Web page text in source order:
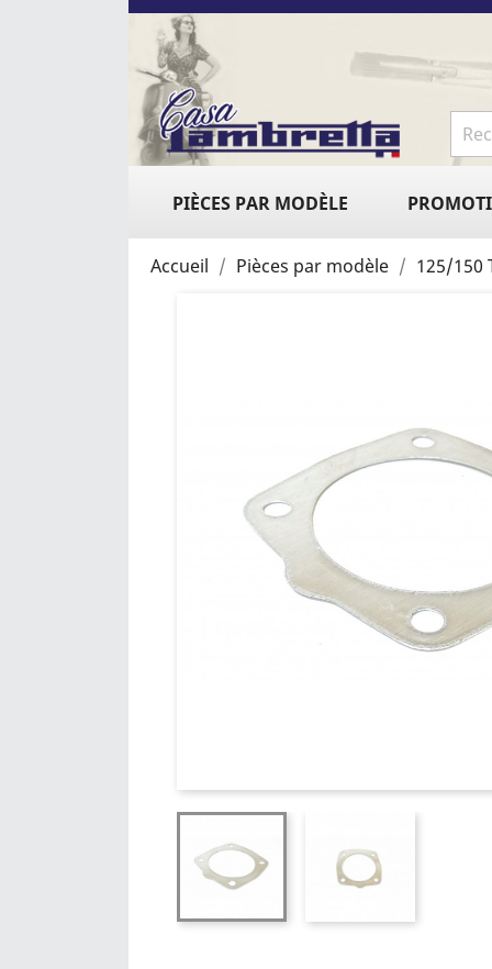
PIÈCES PAR MODÈLE
Accueil Pièces par modèle 125/150